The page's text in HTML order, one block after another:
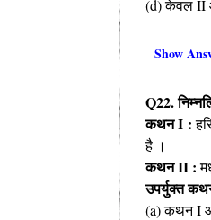
(d) केवल II
Show
Q22.
कथन I :
है ।
कथन II :
उपर्युक्त
(a) कथन I